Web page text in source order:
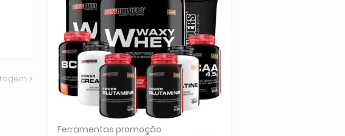
Ferramentas promoção